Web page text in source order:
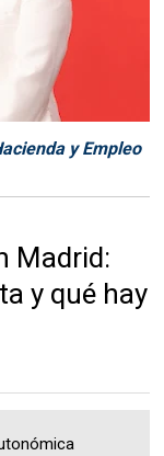
y Empleo
Madrid:
y qué hay